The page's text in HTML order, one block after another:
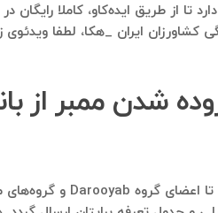
ایران _هکا، لطفا ویدئوی